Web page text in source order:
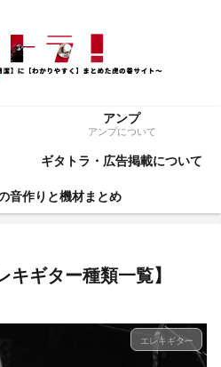
アンプ
アンプについて
ギタトラ・広告掲載について
音作りと機材まとめ
キギター種類一覧】
エレキギター